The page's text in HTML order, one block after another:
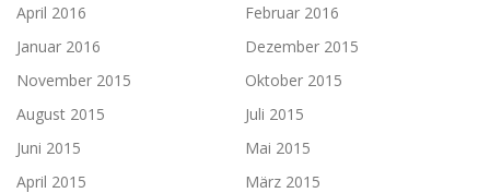
April 2016
Februar 2016
Januar 2016
Dezember 2015
November 2015
Oktober 2015
August 2015
Juli 2015
Juni 2015
Mai 2015
April 2015
März 2015